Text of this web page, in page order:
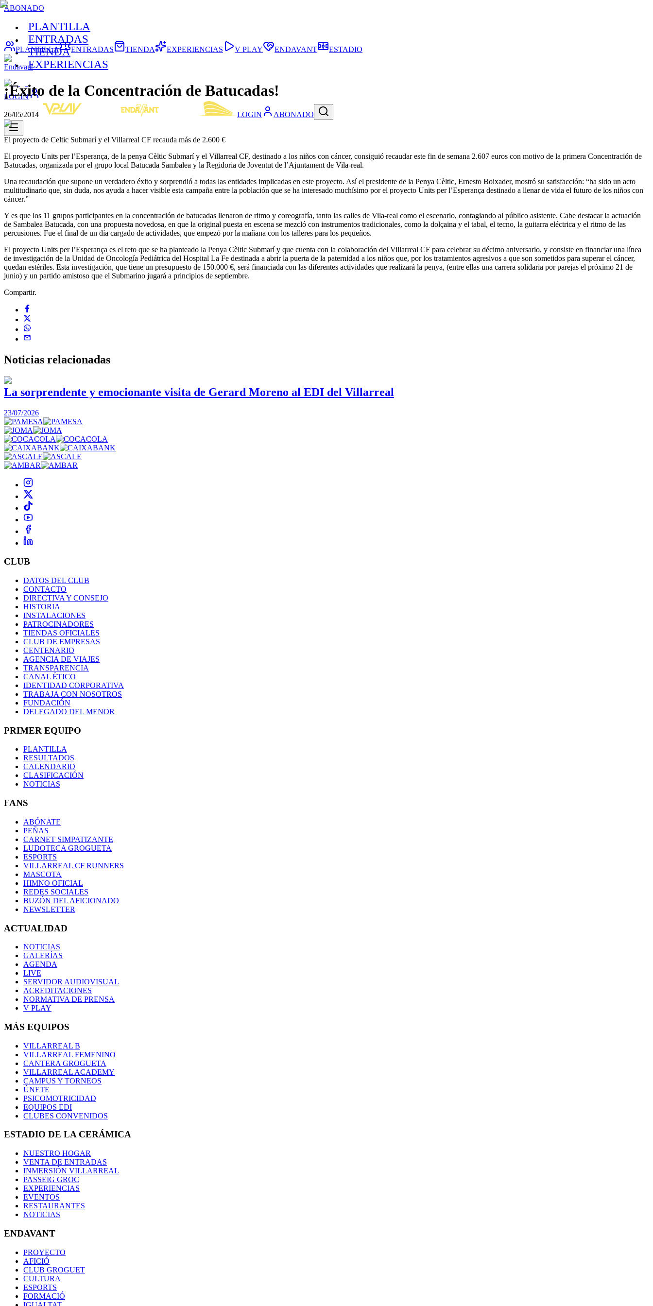
ABONADO
PLANTILLA
ENTRADAS
TIENDA
EXPERIENCIAS
LOGIN
LOGIN ABONADO
PLANTILLA ENTRADAS TIENDA EXPERIENCIAS V PLAY ENDAVANT ESTADIO
Endavant
¡Éxito de la Concentración de Batucadas!
26/05/2014
El proyecto de Celtic Submarí y el Villarreal CF recauda más de 2.600 €
El proyecto Units per l’Esperança, de la penya Cèltic Submarí y el Villarreal CF, destinado a los niños con cáncer, consiguió recaudar este fin de semana 2.607 euros con motivo de la primera Concentración de
Batucadas, organizada por el grupo local Batucada Sambalea y la Regidoria de Joventut de l’Ajuntament de Vila-real.
Una recaudación que supone un verdadero éxito y sorprendió a todas las entidades implicadas en este proyecto. Así el presidente de la Penya Cèltic, Ernesto Boixader, mostró su satisfacción: “ha sido un acto
multitudinario que, sin duda, nos ayuda a hacer visible esta campaña entre la población que se ha interesado muchísimo por el proyecto Units per l’Esperança destinado a llenar de vida el futuro de los niños con
cáncer.”
Y es que los 11 grupos participantes en la concentración de batucadas llenaron de ritmo y coreografía, tanto las calles de Vila-real como el escenario, contagiando al público asistente. Cabe destacar la actuación
de Sambalea Batucada, con una propuesta novedosa, en que la original puesta en escena se mezcló con instrumentos tradicionales, como la dolçaina y el tabal, el tecno, la guitarra eléctrica y el ritmo de las
percusiones. Fue el final de un día cargado de actividades, que empezó por la mañana con los talleres para los pequeños.
El proyecto Units per l’Esperança es el reto que se ha planteado la Penya Cèltic Submarí y que cuenta con la colaboración del Villarreal CF para celebrar su décimo aniversario, y consiste en financiar una línea
de investigación de la Unidad de Oncología Pediátrica del Hospital La Fe destinada a abrir la puerta de la paternidad a los niños que, por los tratamientos agresivos a que son sometidos para superar el cáncer,
quedan estériles. Esta investigación, que tiene un presupuesto de 150.000 €, será financiada con las diferentes actividades que realizará la penya, (entre ellas una carrera solidaria por parejas el próximo 21 de
junio) y un partido amistoso que el Submarino jugará a principios de septiembre.
Compartir.
Noticias relacionadas
La sorprendente y emocionante visita de Gerard Moreno al EDI del Villarreal
23/07/2026
CLUB
DATOS DEL CLUB
CONTACTO
DIRECTIVA Y CONSEJO
HISTORIA
INSTALACIONES
PATROCINADORES
TIENDAS OFICIALES
CLUB DE EMPRESAS
CENTENARIO
AGENCIA DE VIAJES
TRANSPARENCIA
CANAL ÉTICO
IDENTIDAD CORPORATIVA
TRABAJA CON NOSOTROS
FUNDACIÓN
DELEGADO DEL MENOR
PRIMER EQUIPO
PLANTILLA
RESULTADOS
CALENDARIO
CLASIFICACIÓN
NOTICIAS
FANS
ABÓNATE
PEÑAS
CARNET SIMPATIZANTE
LUDOTECA GROGUETA
ESPORTS
VILLARREAL CF RUNNERS
MASCOTA
HIMNO OFICIAL
REDES SOCIALES
BUZÓN DEL AFICIONADO
NEWSLETTER
ACTUALIDAD
NOTICIAS
GALERÍAS
AGENDA
LIVE
SERVIDOR AUDIOVISUAL
ACREDITACIONES
NORMATIVA DE PRENSA
V PLAY
MÁS EQUIPOS
VILLARREAL B
VILLARREAL FEMENINO
CANTERA GROGUETA
VILLARREAL ACADEMY
CAMPUS Y TORNEOS
ÚNETE
PSICOMOTRICIDAD
EQUIPOS EDI
CLUBES CONVENIDOS
ESTADIO DE LA CERÁMICA
NUESTRO HOGAR
VENTA DE ENTRADAS
INMERSIÓN VILLARREAL
PASSEIG GROC
EXPERIENCIAS
EVENTOS
RESTAURANTES
NOTICIAS
ENDAVANT
PROYECTO
AFICIÓ
CLUB GROGUET
CULTURA
ESPORTS
FORMACIÓ